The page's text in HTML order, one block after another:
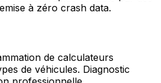
à zéro crash data.
de calculateurs
de véhicules. Diagnostic